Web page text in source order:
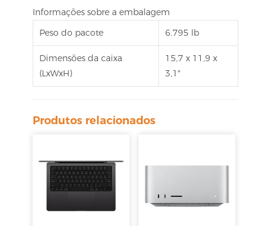
Informações sobre a embalagem
Peso do pacote
6.795 lb
Dimensões da caixa
(LxWxH)
15,7 x 11,9 x
3,1″
Produtos relacionados